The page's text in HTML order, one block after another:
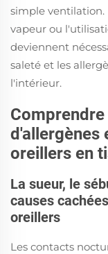
simple ventilation.
vapeur ou
deviennent
saleté et les
l'intérieur.
d'allergènes
oreillers en
La sueur, le
causes
oreillers
Les contacts